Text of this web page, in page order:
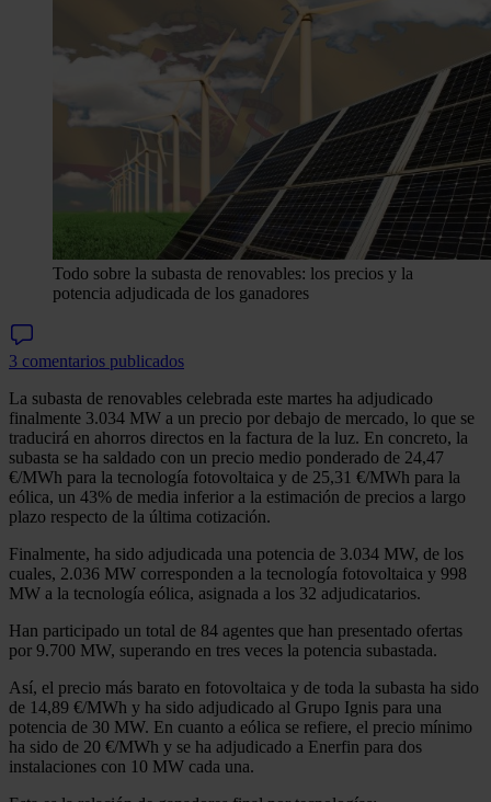
Todo sobre la subasta de renovables: los precios y la
potencia adjudicada de los ganadores
3 comentarios publicados
La subasta de renovables celebrada este martes ha adjudicado
finalmente 3.034 MW a un precio por debajo de mercado, lo que se
traducirá en ahorros directos en la factura de la luz. En concreto, la
subasta se ha saldado con un precio medio ponderado de 24,47
€/MWh para la tecnología fotovoltaica y de 25,31 €/MWh para la
eólica, un 43% de media inferior a la estimación de precios a largo
plazo respecto de la última cotización.
Finalmente, ha sido adjudicada una potencia de 3.034 MW, de los
cuales, 2.036 MW corresponden a la tecnología fotovoltaica y 998
MW a la tecnología eólica, asignada a los 32 adjudicatarios.
Han participado un total de 84 agentes que han presentado ofertas
por 9.700 MW, superando en tres veces la potencia subastada.
Así, el precio más barato en fotovoltaica y de toda la subasta ha sido
de 14,89 €/MWh y ha sido adjudicado al Grupo Ignis para una
potencia de 30 MW. En cuanto a eólica se refiere, el precio mínimo
ha sido de 20 €/MWh y se ha adjudicado a Enerfin para dos
instalaciones con 10 MW cada una.